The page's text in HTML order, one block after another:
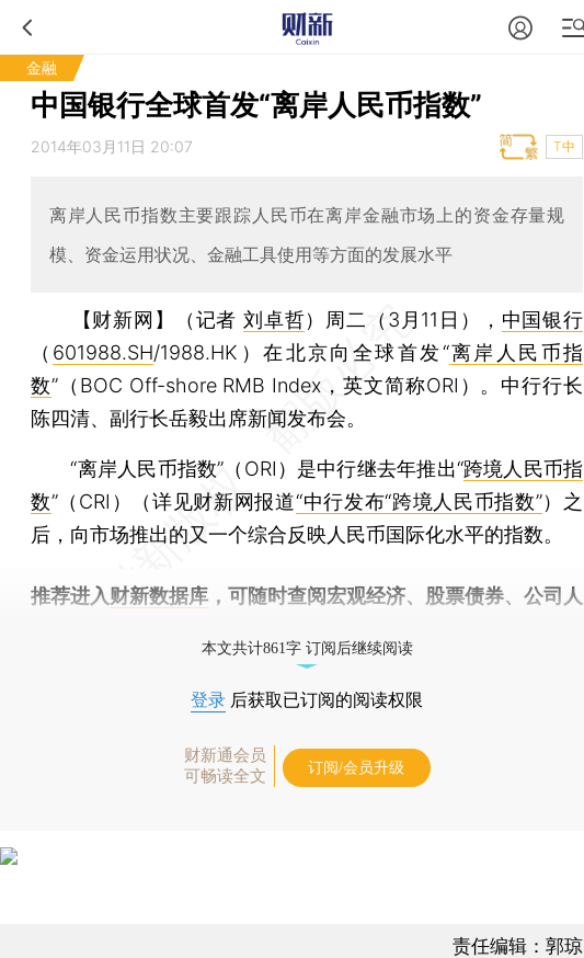
金融
中国银行全球首发“离岸人民币指数”
2014年03月11日 20:07 T中
离岸人民币指数主要跟踪人民币在离岸金融市场上的资金存量规
模、资金运用状况、金融工具使用等方面的发展水平
【财新网】（记者 刘卓哲） 周二（3月11日）， 中国银行
（ 601988.SH/1988.HK）在北京向全球首发“离岸人民币指
数”（BOC Off-shore RMB Index，英文简称ORI）。中行行长
陈四清、副行长岳毅出席新闻发布会。
“离岸人民币指数”（ORI）是中行继去年推出“跨境人民币指
数”（CRI）（详见财新网报道“中行发布“跨境人民币指数”）之
后，向市场推出的又一个综合反映人民币国际化水平的指数。
推荐进入财新数据库 ，可随时查阅宏观经济、股票债券、公司人
本文共计861字 订阅后继续阅读
登录 后获取已订阅的阅读权限
财新通会员
可畅读全文
订阅/会员升级
责任编辑：郭琼